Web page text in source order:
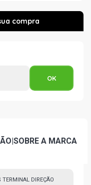
|SOBRE A MARCA
TERMINAL DIREÇÃO